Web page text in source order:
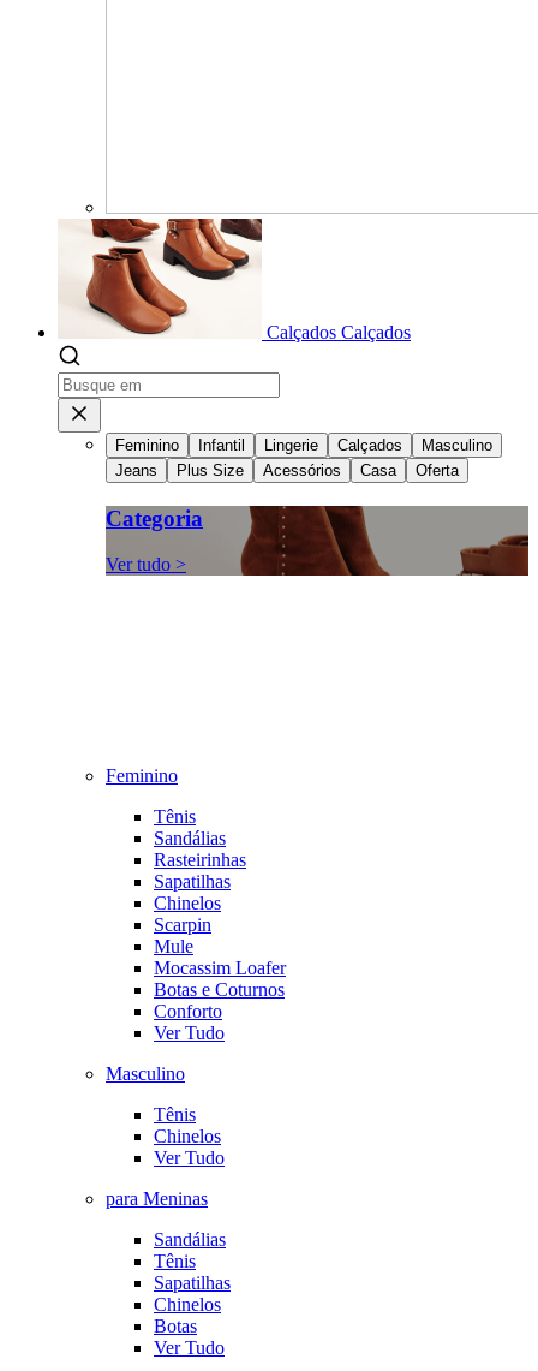
Calçados Calçados
Feminino Infantil Lingerie Calçados
Masculino
Jeans
Plus Size Acessórios Casa Oferta
Categoria
Ver tudo >
Feminino
Tênis
Sandálias
Rasteirinhas
Sapatilhas
Chinelos
Scarpin
Mule
Mocassim Loafer
Botas e Coturnos
Conforto
Ver Tudo
Masculino
Tênis
Chinelos
Ver Tudo
para Meninas
Sandálias
Tênis
Sapatilhas
Chinelos
Botas
Ver Tudo